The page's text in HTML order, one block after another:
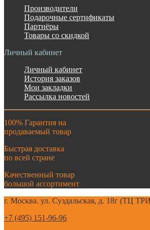
Производители
Подарочные сертификаты
Партнёры
Товары со скидкой
Личный кабинет
Личный кабинет
История заказов
Мои закладки
Рассылка новостей
100% Гарантия на
продаваемый товар
Быстрая доставка
по всей стране
Качественный товар
большой ассортимент
г. Москва. ул. Суздальская, д. 18г (ТЦ
+7 (495) 151-96-96